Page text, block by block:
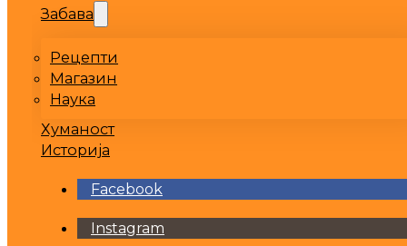
Забава
Рецепти
Магазин
Наука
Хуманост
Историја
Facebook
Instagram